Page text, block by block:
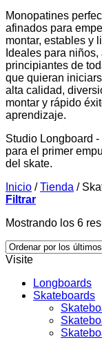
Monopatines
afinados para
montar, estables y
Ideales para
principiantes de
que quieran
alta calidad,
montar y rápido
aprendizaje.
Studio Longboard
para el primer
del skate.
Inicio / Tienda /
Filtrar
Mostrando los 6
Visite
Longboards
Skateboards